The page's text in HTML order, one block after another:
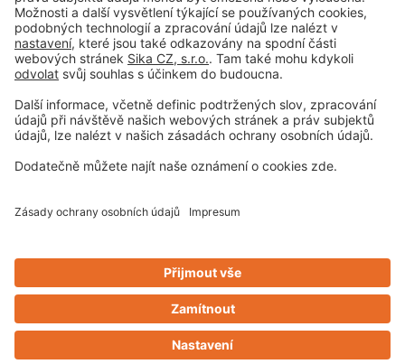
Tiráž
Vyloučení odpovědnosti
Obchodní podmínky
Zásady ochrany osobních údajů
Privacy-Portal
Design & Code ❤zwetschke
Kontakt